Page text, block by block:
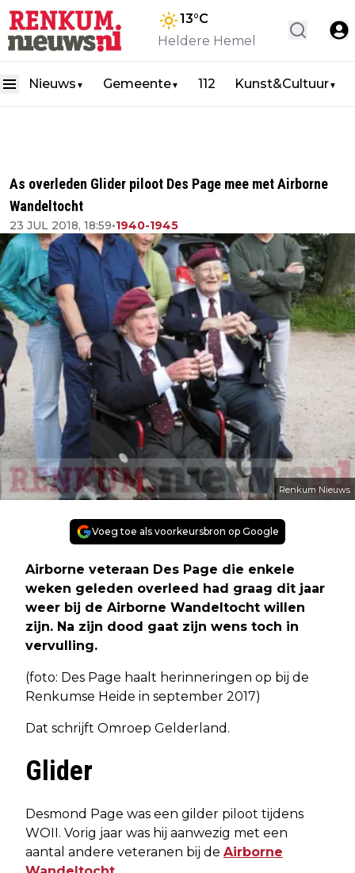
13°C
Heldere Hemel
Nieuws ▼ Gemeente▼ 112 Kunst&Cultuur▼
As overleden Glider piloot Des Page mee met Airborne
Wandeltocht
23 JUL 2018, 18:59•1940-1945
Renkum Nieuws
Voeg toe als voorkeursbron op Google
Airborne veteraan Des Page die enkele
weken geleden overleed had graag dit jaar
weer bij de Airborne Wandeltocht willen
zijn. Na zijn dood gaat zijn wens toch in
vervulling.
(foto: Des Page haalt herinneringen op bij de
Renkumse Heide in september 2017)
Dat schrijft Omroep Gelderland.
Glider
Desmond Page was een gilder piloot tijdens
WOII. Vorig jaar was hij aanwezig met een
aantal andere veteranen bij de Airborne